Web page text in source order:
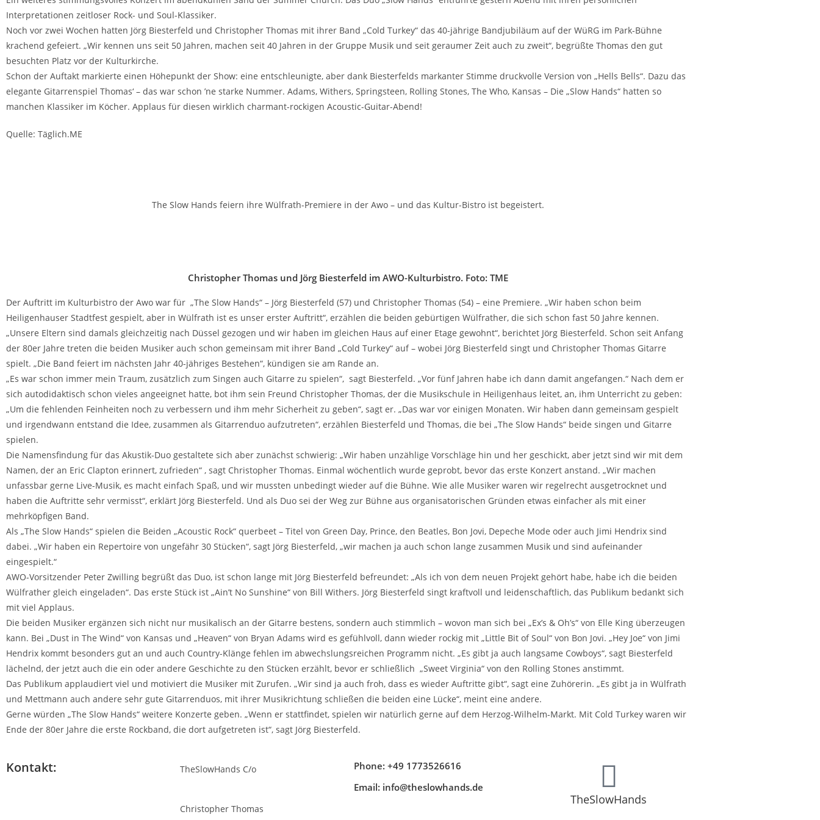
Interpretationen zeitloser Rock- und Soul-Klassiker.
Noch vor zwei Wochen hatten Jörg Biesterfeld und Christopher Thomas mit ihrer Band „Cold Turkey“ das 40-jährige Bandjubiläum auf der WüRG im Park-Bühne
krachend gefeiert. „Wir kennen uns seit 50 Jahren, machen seit 40 Jahren in der Gruppe Musik und seit geraumer Zeit auch zu zweit“, begrüßte Thomas den gut
besuchten Platz vor der Kulturkirche.
Schon der Auftakt markierte einen Höhepunkt der Show: eine entschleunigte, aber dank Biesterfelds markanter Stimme druckvolle Version von „Hells Bells“. Dazu das
elegante Gitarrenspiel Thomas‘ – das war schon ’ne starke Nummer. Adams, Withers, Springsteen, Rolling Stones, The Who, Kansas – Die „Slow Hands“ hatten so
manchen Klassiker im Köcher. Applaus für diesen wirklich charmant-rockigen Acoustic-Guitar-Abend!
Quelle: Täglich.ME
The Slow Hands feiern ihre Wülfrath-Premiere in der Awo – und das Kultur-Bistro ist begeistert.
Christopher Thomas und Jörg Biesterfeld im AWO-Kulturbistro. Foto: TME
Der Auftritt im Kulturbistro der Awo war für „The Slow Hands“ – Jörg Biesterfeld (57) und Christopher Thomas (54) – eine Premiere. „Wir haben schon beim
Heiligenhauser Stadtfest gespielt, aber in Wülfrath ist es unser erster Auftritt“, erzählen die beiden gebürtigen Wülfrather, die sich schon fast 50 Jahre kennen.
„Unsere Eltern sind damals gleichzeitig nach Düssel gezogen und wir haben im gleichen Haus auf einer Etage gewohnt“, berichtet Jörg Biesterfeld. Schon seit Anfang
der 80er Jahre treten die beiden Musiker auch schon gemeinsam mit ihrer Band „Cold Turkey“ auf – wobei Jörg Biesterfeld singt und Christopher Thomas Gitarre
spielt. „Die Band feiert im nächsten Jahr 40-jähriges Bestehen“, kündigen sie am Rande an.
„Es war schon immer mein Traum, zusätzlich zum Singen auch Gitarre zu spielen“, sagt Biesterfeld. „Vor fünf Jahren habe ich dann damit angefangen.“ Nach dem er
sich autodidaktisch schon vieles angeeignet hatte, bot ihm sein Freund Christopher Thomas, der die Musikschule in Heiligenhaus leitet, an, ihm Unterricht zu geben:
„Um die fehlenden Feinheiten noch zu verbessern und ihm mehr Sicherheit zu geben“, sagt er. „Das war vor einigen Monaten. Wir haben dann gemeinsam gespielt
und irgendwann entstand die Idee, zusammen als Gitarrenduo aufzutreten“, erzählen Biesterfeld und Thomas, die bei „The Slow Hands“ beide singen und Gitarre
spielen.
Die Namensfindung für das Akustik-Duo gestaltete sich aber zunächst schwierig: „Wir haben unzählige Vorschläge hin und her geschickt, aber jetzt sind wir mit dem
Namen, der an Eric Clapton erinnert, zufrieden“ , sagt Christopher Thomas. Einmal wöchentlich wurde geprobt, bevor das erste Konzert anstand. „Wir machen
unfassbar gerne Live-Musik, es macht einfach Spaß, und wir mussten unbedingt wieder auf die Bühne. Wie alle Musiker waren wir regelrecht ausgetrocknet und
haben die Auftritte sehr vermisst“, erklärt Jörg Biesterfeld. Und als Duo sei der Weg zur Bühne aus organisatorischen Gründen etwas einfacher als mit einer
mehrköpfigen Band.
Als „The Slow Hands“ spielen die Beiden „Acoustic Rock“ querbeet – Titel von Green Day, Prince, den Beatles, Bon Jovi, Depeche Mode oder auch Jimi Hendrix sind
dabei. „Wir haben ein Repertoire von ungefähr 30 Stücken“, sagt Jörg Biesterfeld, „wir machen ja auch schon lange zusammen Musik und sind aufeinander
eingespielt.“
AWO-Vorsitzender Peter Zwilling begrüßt das Duo, ist schon lange mit Jörg Biesterfeld befreundet: „Als ich von dem neuen Projekt gehört habe, habe ich die beiden
Wülfrather gleich eingeladen“. Das erste Stück ist „Ain’t No Sunshine“ von Bill Withers. Jörg Biesterfeld singt kraftvoll und leidenschaftlich, das Publikum bedankt sich
mit viel Applaus.
Die beiden Musiker ergänzen sich nicht nur musikalisch an der Gitarre bestens, sondern auch stimmlich – wovon man sich bei „Ex’s & Oh’s“ von Elle King überzeugen
kann. Bei „Dust in The Wind“ von Kansas und „Heaven“ von Bryan Adams wird es gefühlvoll, dann wieder rockig mit „Little Bit of Soul“ von Bon Jovi. „Hey Joe“ von Jimi
Hendrix kommt besonders gut an und auch Country-Klänge fehlen im abwechslungsreichen Programm nicht. „Es gibt ja auch langsame Cowboys“, sagt Biesterfeld
lächelnd, der jetzt auch die ein oder andere Geschichte zu den Stücken erzählt, bevor er schließlich „Sweet Virginia“ von den Rolling Stones anstimmt.
Das Publikum applaudiert viel und motiviert die Musiker mit Zurufen. „Wir sind ja auch froh, dass es wieder Auftritte gibt“, sagt eine Zuhörerin. „Es gibt ja in Wülfrath
und Mettmann auch andere sehr gute Gitarrenduos, mit ihrer Musikrichtung schließen die beiden eine Lücke“, meint eine andere.
Gerne würden „The Slow Hands“ weitere Konzerte geben. „Wenn er stattfindet, spielen wir natürlich gerne auf dem Herzog-Wilhelm-Markt. Mit Cold Turkey waren wir
Ende der 80er Jahre die erste Rockband, die dort aufgetreten ist“, sagt Jörg Biesterfeld.
Kontakt: TheSlowHands C/o
Christopher Thomas
Phone: +49 1773526616
Email: info@theslowhands.de
TheSlowHands